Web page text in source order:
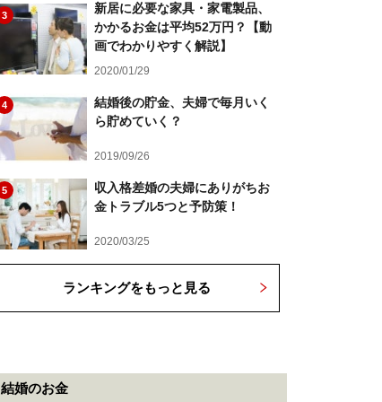
3
新居に必要な家具・家電製品、
かかるお金は平均52万円？【動
画でわかりやすく解説】
2020/01/29
4
結婚後の貯金、夫婦で毎月いく
ら貯めていく？
2019/09/26
5
収入格差婚の夫婦にありがちお
金トラブル5つと予防策！
2020/03/25
ランキングをもっと見る
結婚のお金